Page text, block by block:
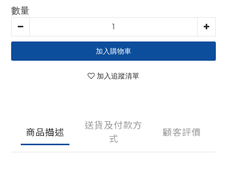
數量
加入購物車
加入追蹤清單
商品描述
送貨及付款方
式
顧客評價